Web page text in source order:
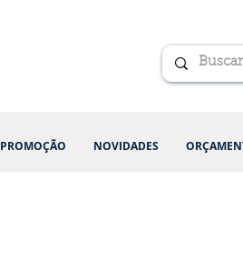
PROMOÇÃO NOVIDADES